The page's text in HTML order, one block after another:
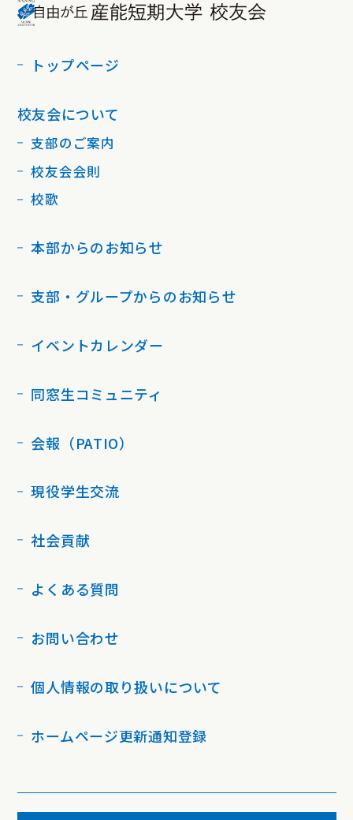
トップページ
校友会について
支部のご案内
校友会会則
校歌
本部からのお知らせ
支部・グループからのお知らせ
イベントカレンダー
同窓生コミュニティ
会報（PATIO）
現役学生交流
社会貢献
よくある質問
お問い合わせ
個人情報の取り扱いについて
ホームページ更新通知登録